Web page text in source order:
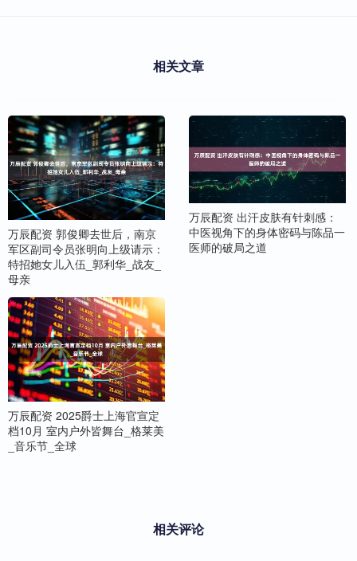
相关文章
万辰配资 郭俊卿去世后，南京
军区副司令员张明向上级请示：
特招她女儿入伍_郭利华_战友_
母亲
万辰配资 出汗皮肤有针刺感：
中医视角下的身体密码与陈品一
医师的破局之道
万辰配资 2025爵士上海官宣定
档10月 室内户外皆舞台_格莱美
_音乐节_全球
相关评论